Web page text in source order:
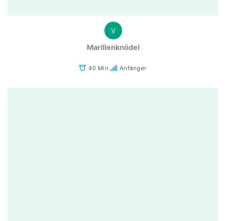
V
Marillenknödel
40 Min. Anfänger